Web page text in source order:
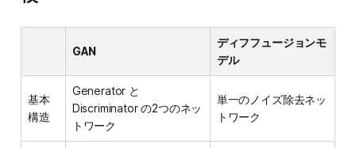
GAN
ディフフュージョンモ
デル
基本
構造
Generator と
Discriminator の2つのネッ
トワーク
単一のノイズ除去ネッ
トワーク